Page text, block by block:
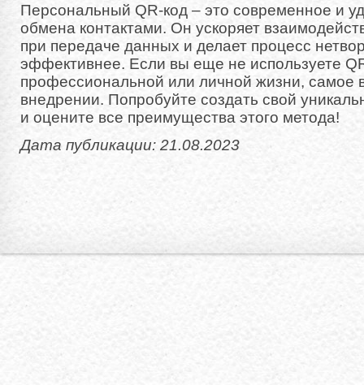
Персональный QR-код – это современное и
обмена контактами. Он ускоряет
при передаче данных и делает процесс
эффективнее. Если вы еще не используете
профессиональной или личной жизни, самое
внедрении. Попробуйте создать свой
и оцените все преимущества этого метода!
Дата публикации: 21.08.2023